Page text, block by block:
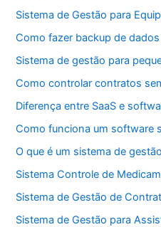
Sistema de Gestão para
Como fazer backup de
Sistema de gestão para
Como controlar contratos
Diferença entre SaaS e
Como funciona um software
O que é um sistema de
Sistema Controle de
Sistema de Gestão de
Sistema de Gestão para